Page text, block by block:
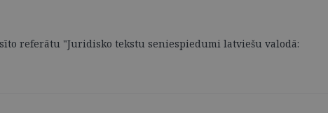
referātu "Juridisko tekstu seniespiedumi latviešu valodā: